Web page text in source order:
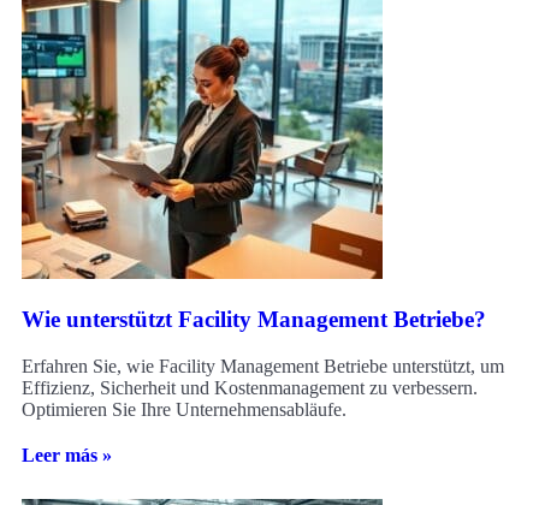
Wie unterstützt Facility Management Betriebe?
Erfahren Sie, wie Facility Management Betriebe unterstützt, um
Effizienz, Sicherheit und Kostenmanagement zu verbessern.
Optimieren Sie Ihre Unternehmensabläufe.
Leer más »